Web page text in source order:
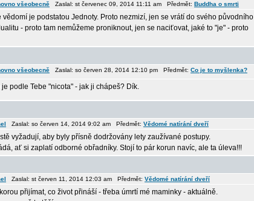
všeobecně Zaslal: st červenec 09, 2014 11:11 am Předmět: Buddha o smrti
vědomí je podstatou Jednoty. Proto nezmizí, jen se vrátí do svého původního
- proto tam nemůžeme proniknout, jen se naciťovat, jaké to "je" - proto
všeobecně Zaslal: so červen 28, 2014 12:10 pm Předmět: Co je to myšlenka?
je podle Tebe "nicota" - jak ji chápeš? Dík.
Zaslal: so červen 14, 2014 9:02 am Předmět: Vědomé natírání dveří
vyžadují, aby byly přísně dodržovány lety zaužívané postupy.
ať si zaplatí odborné obřadníky. Stojí to pár korun navíc, ale ta úleva!!!
Zaslal: st červen 11, 2014 12:03 am Předmět: Vědomé natírání dveří
přijímat, co život přináší - třeba úmrtí mé maminky - aktuálně.